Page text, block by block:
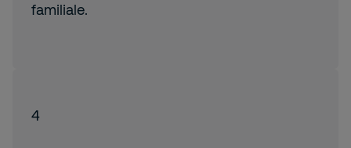
familiale.
4